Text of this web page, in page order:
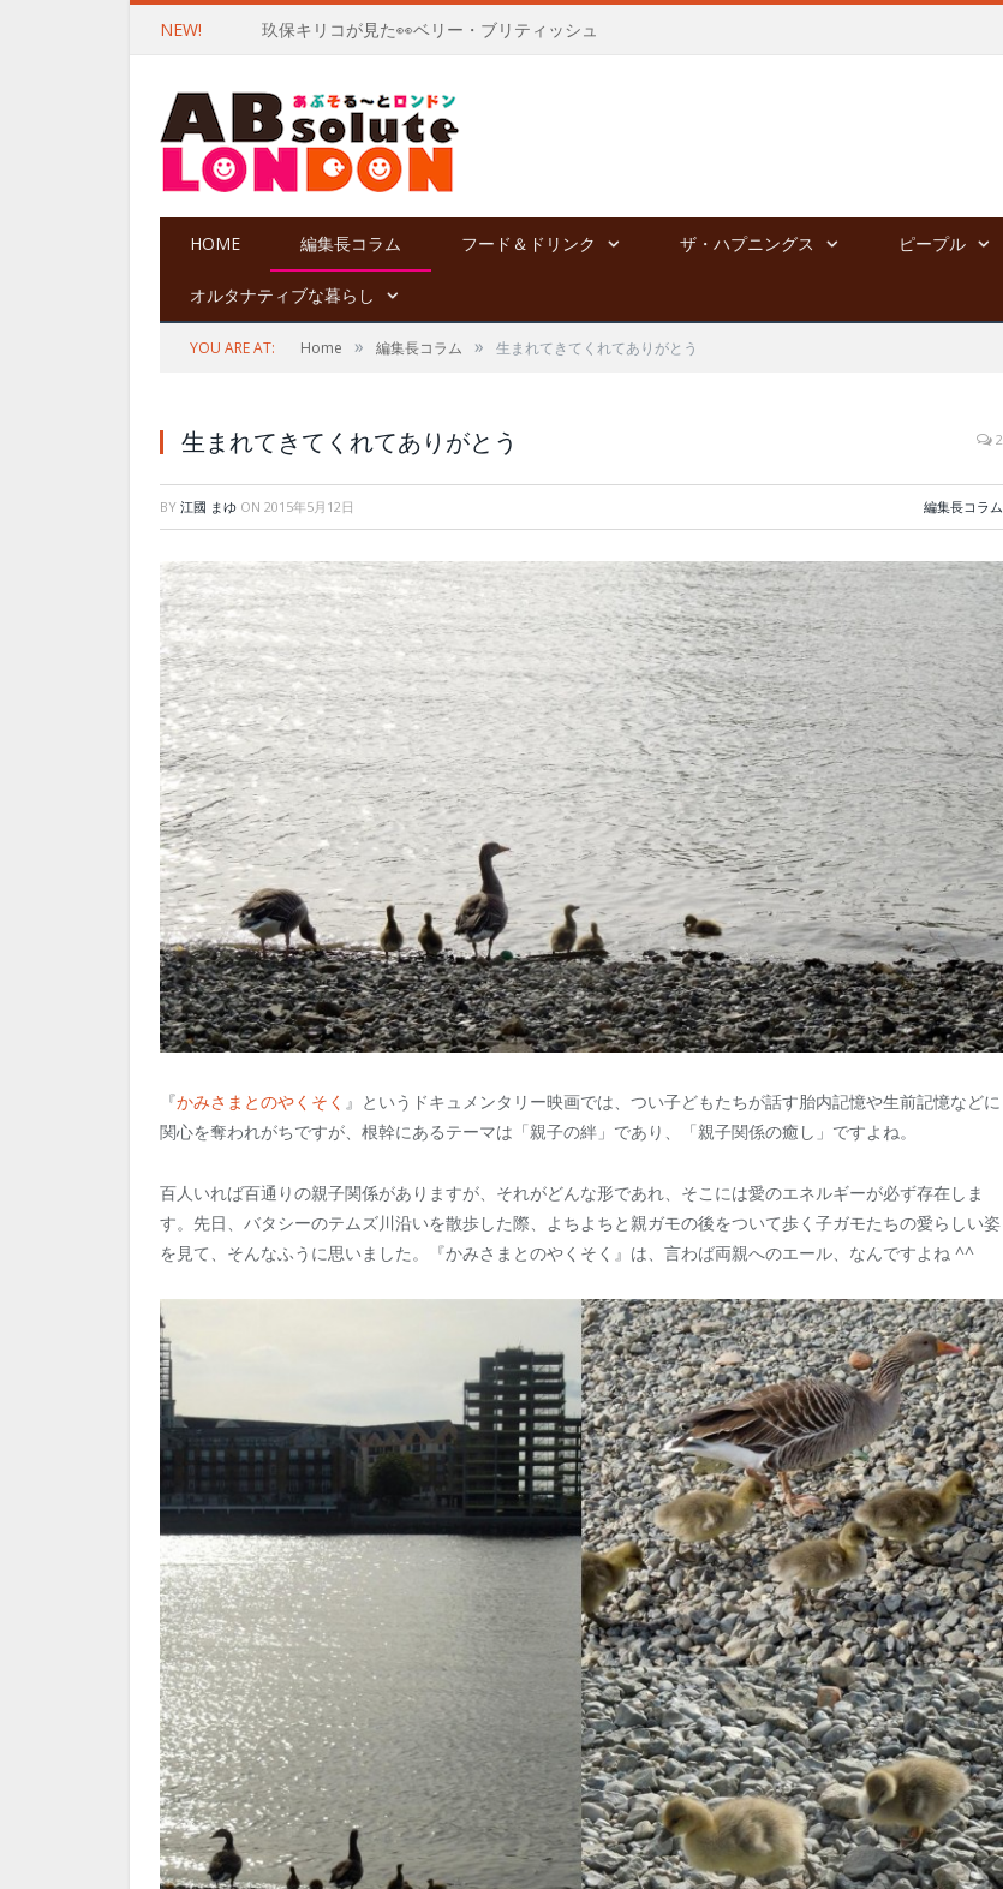
NEW! 玖保キリコが見た👀ベリー・ブリティッシュ
HOME 編集長コラム フード＆ドリンク ザ・ハプニングス ピープル
オルタナティブな暮らし
YOU ARE AT: Home » 編集長コラム » 生まれてきてくれてありがとう
生まれてきてくれてありがとう 2
BY 江國 まゆ ON 2015年5月12日 編集長コラム
『かみさまとのやくそく 』というドキュメンタリー映画では、つい子どもたちが話す胎内記憶や生前記憶などに
関心を奪われがちですが、根幹にあるテーマは「親子の絆」であり、「親子関係の癒し」ですよね。
百人いれば百通りの親子関係がありますが、それがどんな形であれ、そこには愛のエネルギーが必ず存在しま
す。先日、バタシーのテムズ川沿いを散歩した際、よちよちと親ガモの後をついて歩く子ガモたちの愛らしい姿
を見て、そんなふうに思いました。『かみさまとのやくそく』は、言わば両親へのエール、なんですよね ^^